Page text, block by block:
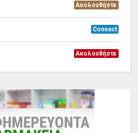
Ακολουθήστε
Connect
Ακολουθήστε